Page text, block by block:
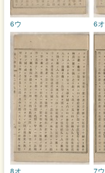
6オ
6ウ
7ウ
8オ